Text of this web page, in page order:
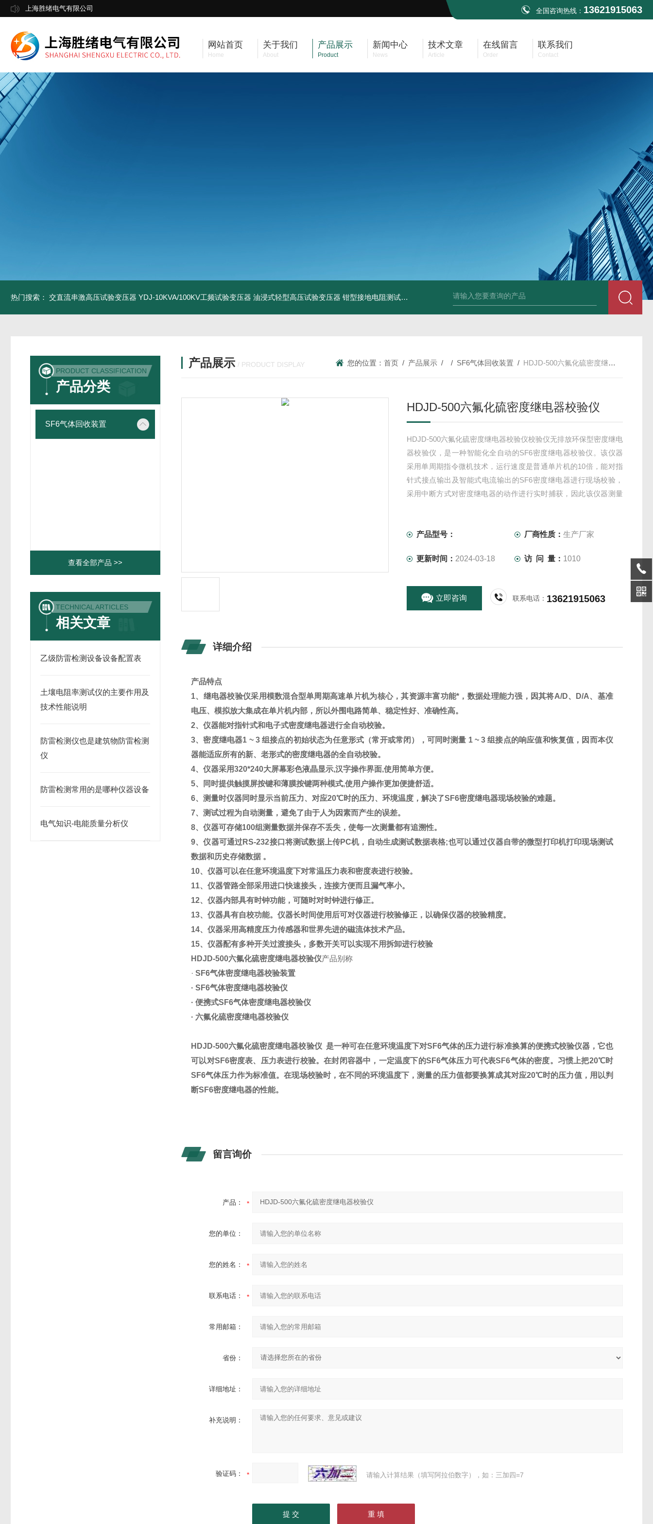
上海胜绪电气有限公司 全国咨询热线： 13621915063
网站首页
Home
关于我们
About
产品展示
Product
新闻中心
News
技术文章
Article
在线留言
Order
联系我们
Contact
热门搜索： 交直流串激高压试验变压器 YDJ-10KVA/100KV工频试验变压器 油浸式轻型高压试验变压器 钳型接地电阻测试仪 KDCR4400双钳相位伏安表 ML12A手持式相位伏安表 SMG2000E钳形相位
PRODUCT CLASSIFICATION
产品分类
SF6气体回收装置
查看全部产品 >>
TECHNICAL ARTICLES
相关文章
乙级防雷检测设备设备配置表
土壤电阻率测试仪的主要作用及
技术性能说明
防雷检测仪也是建筑物防雷检测
仪
防雷检测常用的是哪种仪器设备
电气知识-电能质量分析仪
产品展示 / PRODUCT DISPLAY 您的位置：首页 / 产品展示 / / SF6气体回收装置 / HDJD-500六氟化硫密度继电器校验仪
HDJD-500六氟化硫密度继电器校验仪
HDJD-500六氟化硫密度继电器校验仪校验仪无排放环保型密度继电
器校验仪，是一种智能化全自动的SF6密度继电器校验仪。该仪器
采用单周期指令微机技术，运行速度是普通单片机的10倍，能对指
针式接点输出及智能式电流输出的SF6密度继电器进行现场校验，
采用中断方式对密度继电器的动作进行实时捕获，因此该仪器测量
产品型号： 厂商性质：生产厂家
更新时间： 2024-03-18 访 问 量： 1010
立即咨询 联系电话： 13621915063
详细介绍
产品特点
1、继电器校验仪采用模数混合型单周期高速单片机为核心，其资源丰富功能*，数据处理能力强，因其将A/D、D/A、基准
电压、模拟放大集成在单片机内部，所以外围电路简单、稳定性好、准确性高。
2、仪器能对指针式和电子式密度继电器进行全自动校验。
3、密度继电器1 ~ 3 组接点的初始状态为任意形式（常开或常闭），可同时测量 1 ~ 3 组接点的响应值和恢复值，因而本仪
器能适应所有的新、老形式的密度继电器的全自动校验。
4、仪器采用320*240大屏幕彩色液晶显示,汉字操作界面,使用简单方便。
5、同时提供触摸屏按键和薄膜按键两种模式,使用户操作更加便捷舒适。
6、测量时仪器同时显示当前压力、对应20℃时的压力、环境温度，解决了SF6密度继电器现场校验的难题。
7、测试过程为自动测量，避免了由于人为因素而产生的误差。
8、仪器可存储100组测量数据并保存不丢失，使每一次测量都有追溯性。
9、仪器可通过RS-232接口将测试数据上传PC机，自动生成测试数据表格;也可以通过仪器自带的微型打印机打印现场测试
数据和历史存储数据 。
10、仪器可以在任意环境温度下对常温压力表和密度表进行校验。
11、仪器管路全部采用进口快速接头，连接方便而且漏气率小。
12、仪器内部具有时钟功能，可随时对时钟进行修正。
13、仪器具有自校功能。仪器长时间使用后可对仪器进行校验修正，以确保仪器的校验精度。
14、仪器采用高精度压力传感器和世界先进的磁流体技术产品。
15、仪器配有多种开关过渡接头，多数开关可以实现不用拆卸进行校验
HDJD-500六氟化硫密度继电器校验仪产品别称
· SF6气体密度继电器校验装置
· SF6气体密度继电器校验仪
· 便携式SF6气体密度继电器校验仪
· 六氟化硫密度继电器校验仪
HDJD-500六氟化硫密度继电器校验仪 是一种可在任意环境温度下对SF6气体的压力进行标准换算的便携式校验仪器，它也
可以对SF6密度表、压力表进行校验。在封闭容器中，一定温度下的SF6气体压力可代表SF6气体的密度。习惯上把20℃时
SF6气体压力作为标准值。在现场校验时，在不同的环境温度下，测量的压力值都要换算成其对应20℃时的压力值，用以判
断SF6密度继电器的性能。
留言询价
产品：
您的单位：
您的姓名：
联系电话：
常用邮箱：
省份：
详细地址：
补充说明：
验证码： 请输入计算结果（填写阿拉伯数字），如：三加四=7